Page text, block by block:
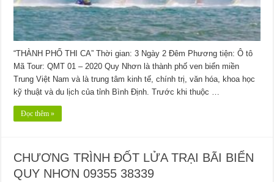
“THÀNH PHỐ THI CA” Thời gian: 3 Ngày 2 Đêm Phương tiện: Ô tô
Mã Tour: QMT 01 – 2020 Quy Nhơn là thành phố ven biển miền
Trung Việt Nam và là trung tâm kinh tế, chính trị, văn hóa, khoa học
kỹ thuật và du lịch của tỉnh Bình Định. Trước khi thuộc …
Đọc thêm »
CHƯƠNG TRÌNH ĐỐT LỬA TRẠI BÃI BIỂN
QUY NHƠN 09355 38339